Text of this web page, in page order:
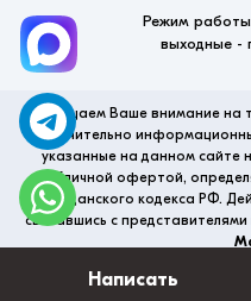
Режим
выходные -
Обращаем Ваше внимание на
исключительно
указанные на данном сайте
публичной офертой,
Гражданского кодекса РФ.
связавшись с
Написать